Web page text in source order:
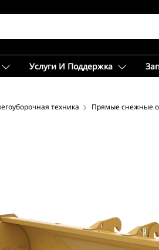
Услуги И Поддержка
техника Прямые снежные